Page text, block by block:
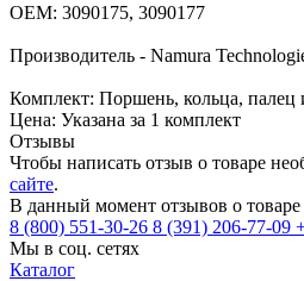
OEM: 3090175, 3090177
Производитель - Namura
Комплект: Поршень, кольца, палец
Цена: Указана за 1 комплект
Отзывы
Чтобы написать отзыв о товаре
сайте.
В данный момент отзывов о товаре
8 (800) 551-30-26 8 (391) 206-77-09
Мы в соц. сетях
Каталог